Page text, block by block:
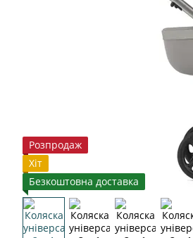
Розпродаж
Хіт
Безкоштовна доставка